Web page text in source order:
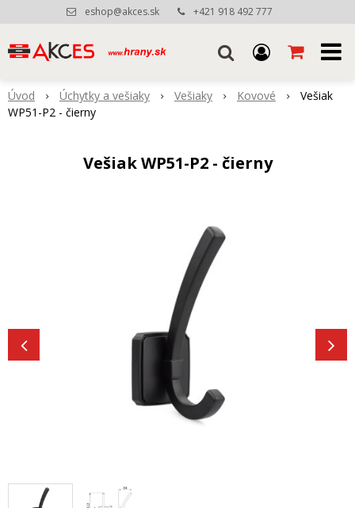
eshop@akces.sk +421 918 492 777
Úvod Úchytky a vešiaky Vešiaky Kovové
Vešiak
WP51-P2 - čierny
Vešiak WP51-P2 - čierny